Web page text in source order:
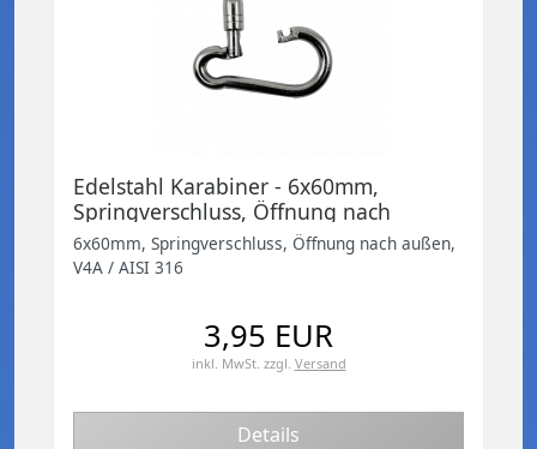
Edelstahl Karabiner - 6x60mm,
Springverschluss, Öffnung nach
außen, V4A / AISI 316
6x60mm, Springverschluss, Öffnung nach außen,
V4A / AISI 316
3,95 EUR
inkl. MwSt. zzgl. Versand
Details